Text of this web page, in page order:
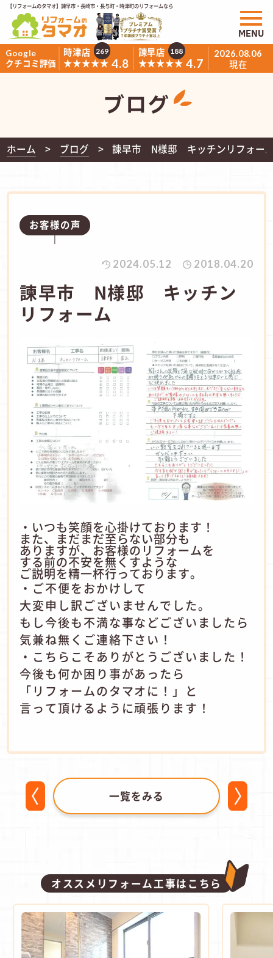
【リフォームのタマオ】諫早市・長崎市・長与町・時津町のリフォームなら
Google
クチコミ評価
時津店
★★★★★ 4.8
269
諫早店
★★★★★ 4.7
188 2026.08.06
現在
MENU
ブログ
ホーム ブログ 諫早市 N様邸 キッチンリフォー
お客様の声
2024.05.12 2018.04.20
諫早市 N様邸 キッチン
リフォーム
・いつも笑顔を心掛けております！
また、まだまだ至らない部分も
ありますが、お客様のリフォームを
する前の不安を無くすような
ご説明を精一杯行っております。
・ご不便をおかけして
大変申し訳ございませんでした。
もし今後も不満な事などございましたら
気兼ね無くご連絡下さい！
・こちらこそありがとうございました！
今後も何か困り事があったら
「リフォームのタマオに！」と
言って頂けるように頑張ります！
一覧をみる
オススメリフォーム工事はこちら